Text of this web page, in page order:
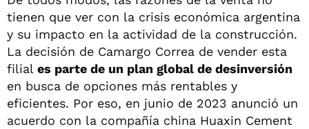
tienen que ver con la crisis económica argentina
y su impacto en la actividad de la construcción.
La decisión de Camargo Correa de vender esta
filial es parte de un plan global de desinversión
en busca de opciones más rentables y
eficientes. Por eso, en junio de 2023 anunció un
acuerdo con la compañía china Huaxin Cement